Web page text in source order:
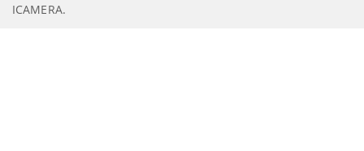
ICAMERA.